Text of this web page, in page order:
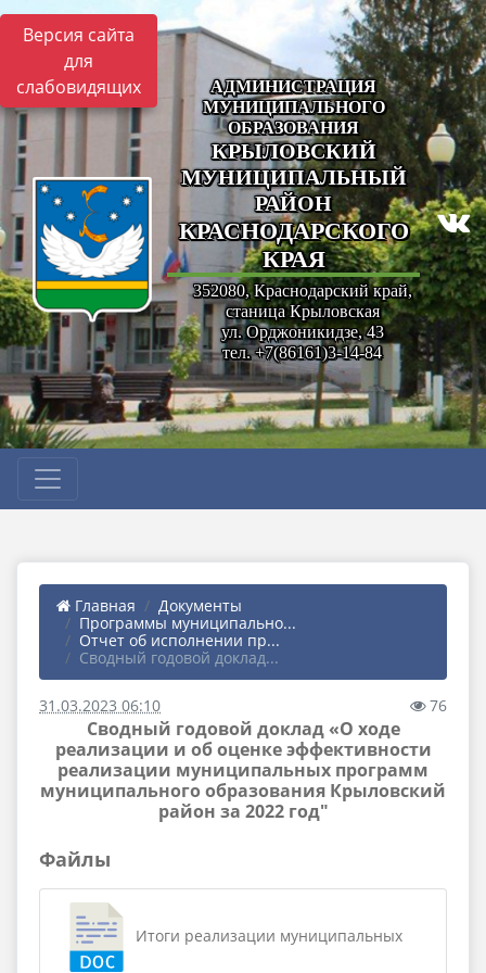
Версия сайта
для
слабовидящих
АДМИНИСТРАЦИЯ
МУНИЦИПАЛЬНОГО
ОБРАЗОВАНИЯ
КРЫЛОВСКИЙ
МУНИЦИПАЛЬНЫЙ
РАЙОН
КРАСНОДАРСКОГО
КРАЯ
352080, Краснодарский край,
станица Крыловская
ул. Орджоникидзе, 43
тел. +7(86161)3-14-84
Главная
Документы
Программы муниципально...
Отчет об исполнении пр...
Сводный годовой доклад...
31.03.2023 06:10 76
Сводный годовой доклад «О ходе
реализации и об оценке эффективности
реализации муниципальных программ
муниципального образования Крыловский
район за 2022 год"
Файлы
Итоги реализации муниципальных